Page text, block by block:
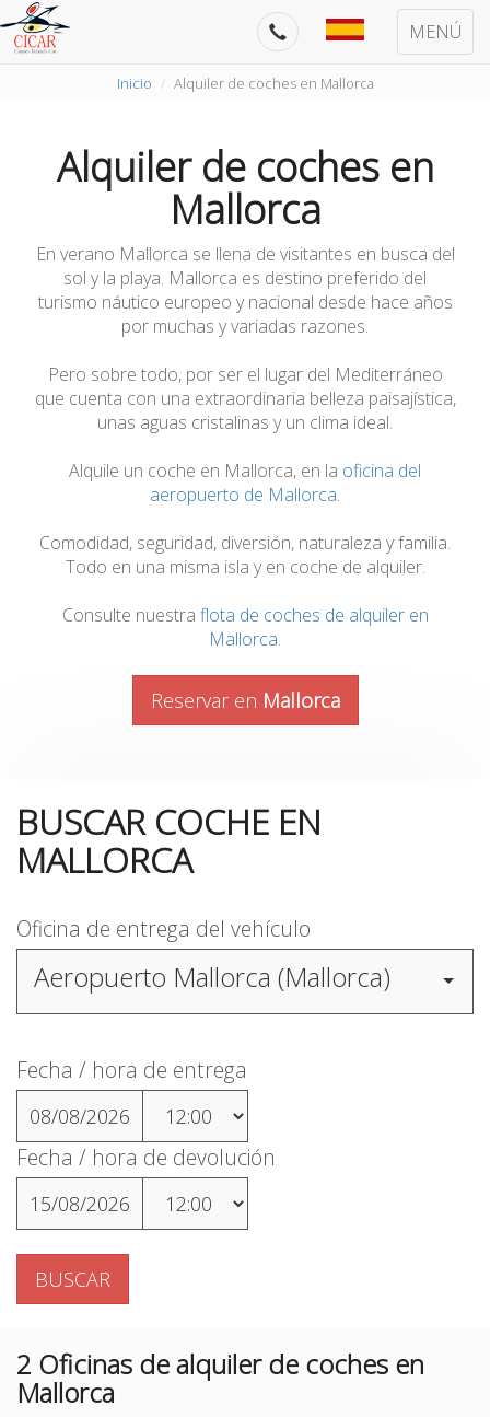
MENÚ
Inicio Alquiler de coches en Mallorca
Alquiler de coches en
Mallorca
En verano Mallorca se llena de visitantes en busca del
sol y la playa. Mallorca es destino preferido del
turismo náutico europeo y nacional desde hace años
por muchas y variadas razones.
Pero sobre todo, por ser el lugar del Mediterráneo
que cuenta con una extraordinaria belleza paisajística,
unas aguas cristalinas y un clima ideal.
Alquile un coche en Mallorca, en la oficina del
aeropuerto de Mallorca.
Comodidad, seguridad, diversión, naturaleza y familia.
Todo en una misma isla y en coche de alquiler.
Consulte nuestra flota de coches de alquiler en
Mallorca.
Reservar en Mallorca
BUSCAR COCHE EN
MALLORCA
Oficina de entrega del vehículo
Aeropuerto Mallorca (Mallorca)
Fecha / hora de entrega
08/08/2026
Fecha / hora de devolución
15/08/2026
BUSCAR
2 Oficinas de alquiler de coches en
Mallorca